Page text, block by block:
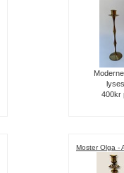
400kr
Moster Olga -